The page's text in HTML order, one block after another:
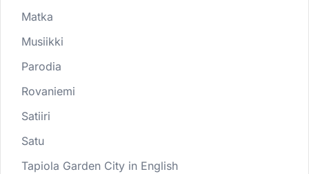
Matka
Musiikki
Parodia
Rovaniemi
Satiiri
Satu
Tapiola Garden City in English